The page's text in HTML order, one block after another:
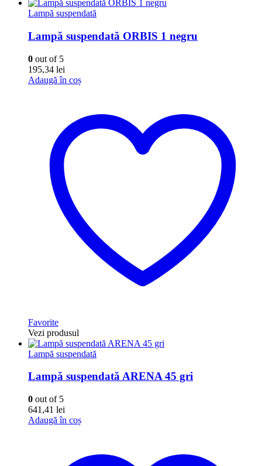
Lampă suspendată
Lampă suspendată ORBIS 1 negru
0 out of 5
195,34 lei
Adaugă în coș
Favorite
Vezi produsul
Lampă suspendată
Lampă suspendată ARENA 45 gri
0 out of 5
641,41 lei
Adaugă în coș